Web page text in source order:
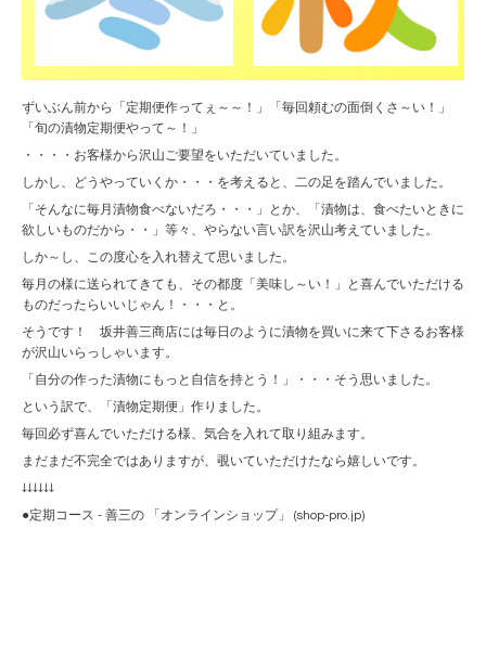
ずいぶん前から「定期便作ってぇ～～！」「毎回頼むの面倒くさ～い！」
「旬の漬物定期便やって～！」
・・・・お客様から沢山ご要望をいただいていました。
しかし、どうやっていくか・・・を考えると、二の足を踏んでいました。
「そんなに毎月漬物食べないだろ・・・」とか、「漬物は、食べたいときに
欲しいものだから・・」等々、やらない言い訳を沢山考えていました。
しか～し、この度心を入れ替えて思いました。
毎月の様に送られてきても、その都度「美味し～い！」と喜んでいただける
ものだったらいいじゃん！・・・と。
そうです！ 坂井善三商店には毎日のように漬物を買いに来て下さるお客様
が沢山いらっしゃいます。
「自分の作った漬物にもっと自信を持とう！」・・・そう思いました。
という訳で、「漬物定期便」作りました。
毎回必ず喜んでいただける様、気合を入れて取り組みます。
まだまだ不完全ではありますが、覗いていただけたなら嬉しいです。
↓↓↓↓↓↓
●定期コース - 善三の 「オンラインショップ」 (shop-pro.jp)